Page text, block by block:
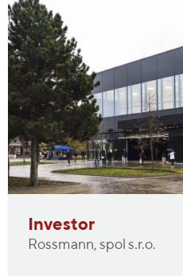
Investor
Rossmann, spol s.r.o.